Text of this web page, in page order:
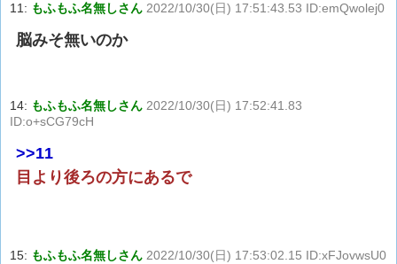
11: もふもふ名無しさん 2022/10/30(日) 17:51:43.53 ID:emQwolej0
脳みそ無いのか
14: もふもふ名無しさん 2022/10/30(日) 17:52:41.83
ID:o+sCG79cH
>>11
目より後ろの方にあるで
15: もふもふ名無しさん 2022/10/30(日) 17:53:02.15 ID:xFJovwsU0